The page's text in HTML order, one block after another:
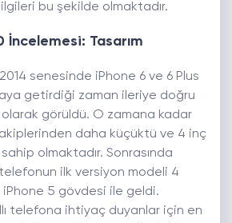
bu şekilde olmaktadır.
İncelemesi: Tasarım
senesinde iPhone 6 ve 6 Plus
getirdiği zaman ileriye doğru
olarak görüldü. O zamana kadar
daha küçüktü ve 4 inç
olmaktadır. Sonrasında
ilk versiyon modeli 4
iPhone 5 gövdesi ile geldi.
telefona ihtiyaç duyanlar için en